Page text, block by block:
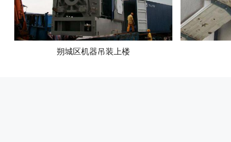
朔城区机器吊装上楼